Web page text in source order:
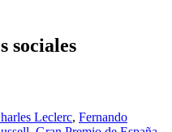
sociales
Leclerc, Fernando